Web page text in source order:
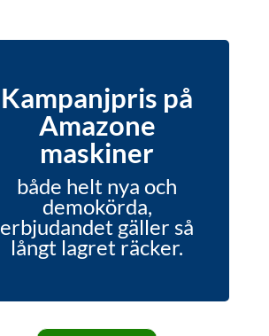
Kampanjpris på
Amazone
maskiner
både helt nya och
demokörda,
erbjudandet gäller så
långt lagret räcker.